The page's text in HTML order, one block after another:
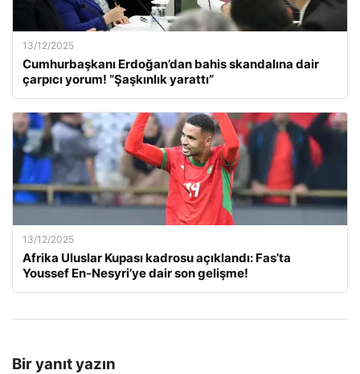
13/12/2025
Cumhurbaşkanı Erdoğan’dan bahis skandalına dair
çarpıcı yorum! “Şaşkınlık yarattı”
13/12/2025
Afrika Uluslar Kupası kadrosu açıklandı: Fas’ta
Youssef En-Nesyri’ye dair son gelişme!
Bir yanıt yazın